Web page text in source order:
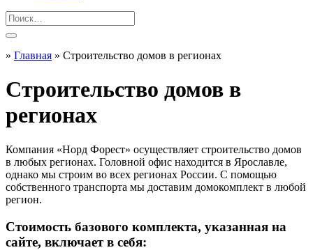
» Главная » Строительство домов в регионах
Строительство домов в
регионах
Компания «Норд Форест» осуществляет строительство домов
в любых регионах. Головной офис находится в Ярославле,
однако мы строим во всех регионах России. С помощью
собственного транспорта мы доставим домокомплект в любой
регион.
Стоимость базового комплекта, указанная на
сайте, включает в себя: